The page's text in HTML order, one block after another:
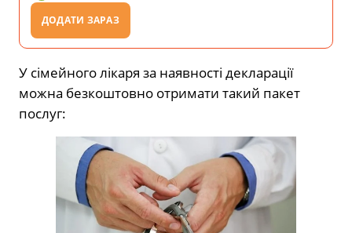
ДОДАТИ ЗАРАЗ
У сімейного лікаря за наявності декларації
можна безкоштовно отримати такий пакет
послуг: